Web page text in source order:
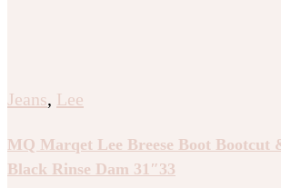
Jeans, Lee
MQ Marqet Lee Breese Boot Bootcut
Black Rinse Dam 31″33